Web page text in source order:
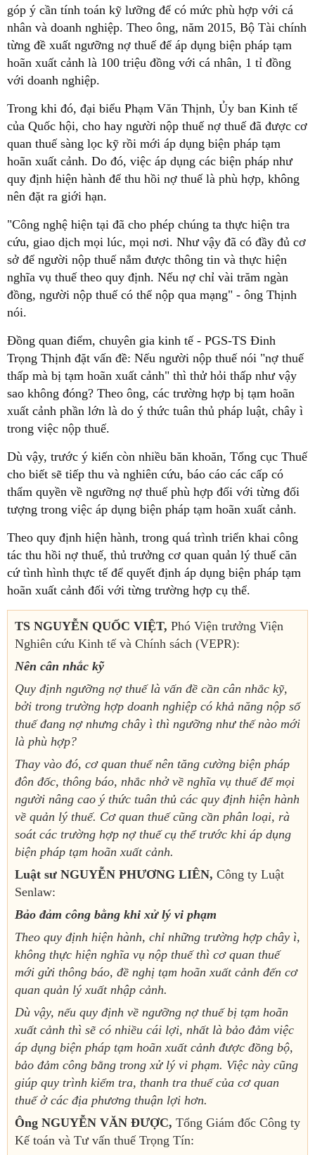
góp ý cần tính toán kỹ lưỡng để có mức phù hợp với cá
nhân và doanh nghiệp. Theo ông, năm 2015, Bộ Tài chính
từng đề xuất ngưỡng nợ thuế để áp dụng biện pháp tạm
hoãn xuất cảnh là 100 triệu đồng với cá nhân, 1 tỉ đồng
với doanh nghiệp.
Trong khi đó, đại biểu Phạm Văn Thịnh, Ủy ban Kinh tế
của Quốc hội, cho hay người nộp thuế nợ thuế đã được cơ
quan thuế sàng lọc kỹ rồi mới áp dụng biện pháp tạm
hoãn xuất cảnh. Do đó, việc áp dụng các biện pháp như
quy định hiện hành để thu hồi nợ thuế là phù hợp, không
nên đặt ra giới hạn.
"Công nghệ hiện tại đã cho phép chúng ta thực hiện tra
cứu, giao dịch mọi lúc, mọi nơi. Như vậy đã có đầy đủ cơ
sở để người nộp thuế nắm được thông tin và thực hiện
nghĩa vụ thuế theo quy định. Nếu nợ chỉ vài trăm ngàn
đồng, người nộp thuế có thể nộp qua mạng" - ông Thịnh
nói.
Đồng quan điểm, chuyên gia kinh tế - PGS-TS Đinh
Trọng Thịnh đặt vấn đề: Nếu người nộp thuế nói "nợ thuế
thấp mà bị tạm hoãn xuất cảnh" thì thử hỏi thấp như vậy
sao không đóng? Theo ông, các trường hợp bị tạm hoãn
xuất cảnh phần lớn là do ý thức tuân thủ pháp luật, chây ì
trong việc nộp thuế.
Dù vậy, trước ý kiến còn nhiều băn khoăn, Tổng cục Thuế
cho biết sẽ tiếp thu và nghiên cứu, báo cáo các cấp có
thẩm quyền về ngưỡng nợ thuế phù hợp đối với từng đối
tượng trong việc áp dụng biện pháp tạm hoãn xuất cảnh.
Theo quy định hiện hành, trong quá trình triển khai công
tác thu hồi nợ thuế, thủ trưởng cơ quan quản lý thuế căn
cứ tình hình thực tế để quyết định áp dụng biện pháp tạm
hoãn xuất cảnh đối với từng trường hợp cụ thể.
TS NGUYỄN QUỐC VIỆT, Phó Viện trưởng Viện
Nghiên cứu Kinh tế và Chính sách (VEPR):
Nên cân nhắc kỹ
Quy định ngưỡng nợ thuế là vấn đề cần cân nhắc kỹ,
bởi trong trường hợp doanh nghiệp có khả năng nộp số
thuế đang nợ nhưng chây ì thì ngưỡng như thế nào mới
là phù hợp?
Thay vào đó, cơ quan thuế nên tăng cường biện pháp
đôn đốc, thông báo, nhắc nhở về nghĩa vụ thuế để mọi
người nâng cao ý thức tuân thủ các quy định hiện hành
về quản lý thuế. Cơ quan thuế cũng cần phân loại, rà
soát các trường hợp nợ thuế cụ thể trước khi áp dụng
biện pháp tạm hoãn xuất cảnh.
Luật sư NGUYỄN PHƯƠNG LIÊN, Công ty Luật
Senlaw:
Bảo đảm công bằng khi xử lý vi phạm
Theo quy định hiện hành, chỉ những trường hợp chây ì,
không thực hiện nghĩa vụ nộp thuế thì cơ quan thuế
mới gửi thông báo, đề nghị tạm hoãn xuất cảnh đến cơ
quan quản lý xuất nhập cảnh.
Dù vậy, nếu quy định về ngưỡng nợ thuế bị tạm hoãn
xuất cảnh thì sẽ có nhiều cái lợi, nhất là bảo đảm việc
áp dụng biện pháp tạm hoãn xuất cảnh được đồng bộ,
bảo đảm công bằng trong xử lý vi phạm. Việc này cũng
giúp quy trình kiểm tra, thanh tra thuế của cơ quan
thuế ở các địa phương thuận lợi hơn.
Ông NGUYỄN VĂN ĐƯỢC, Tổng Giám đốc Công ty
Kế toán và Tư vấn thuế Trọng Tín: